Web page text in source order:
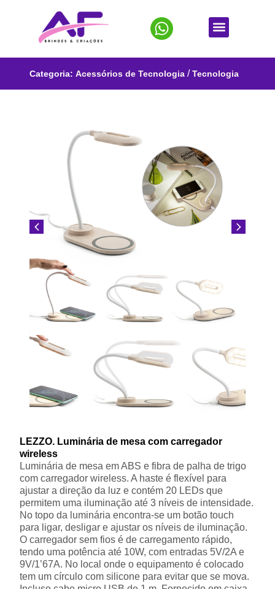
Categoria: Acessórios de Tecnologia /Tecnologia
LEZZO. Luminária de mesa com carregador
wireless
Luminária de mesa em ABS e fibra de palha de trigo
com carregador wireless. A haste é flexível para
ajustar a direção da luz e contém 20 LEDs que
permitem uma iluminação até 3 níveis de intensidade.
No topo da luminária encontra-se um botão touch
para ligar, desligar e ajustar os níveis de iluminação.
O carregador sem fios é de carregamento rápido,
tendo uma potência até 10W, com entradas 5V/2A e
9V/1’67A. No local onde o equipamento é colocado
tem um círculo com silicone para evitar que se mova.